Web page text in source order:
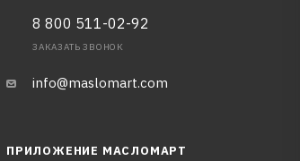
8 800 511-02-92
ЗАКАЗАТЬ ЗВОНОК
info@maslomart.com
ПРИЛОЖЕНИЕ МАСЛОМАРТ